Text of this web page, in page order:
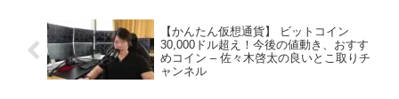
【かんたん仮想通貨】 ビットコイン
30,000ドル超え！今後の値動き、おすす
めコイン – 佐々木啓太の良いとこ取りチ
ャンネル